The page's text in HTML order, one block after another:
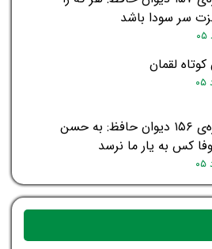
سر سودا باشد
غزل شماره‌ی ۱۵۶ دیوان حافظ: به حسن
کس به یار ما نرسد